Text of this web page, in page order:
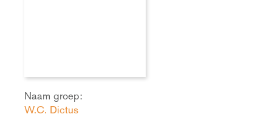
Naam groep:
W.C. Dictus